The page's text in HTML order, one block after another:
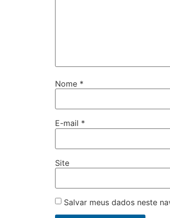
Nome *
E-mail *
Site
Salvar meus dados neste